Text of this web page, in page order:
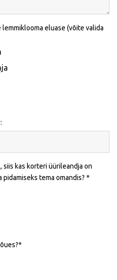
eluase (võite valida
siis kas korteri üürileandja on
tema omandis?